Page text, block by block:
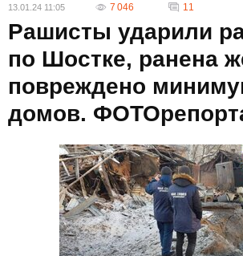
13.01.24 11:05 7 046 11
Рашисты ударили
по Шостке, ранена
повреждено
домов.